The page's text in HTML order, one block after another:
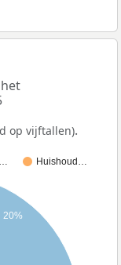
op vijftallen).
Huishoud…
20%